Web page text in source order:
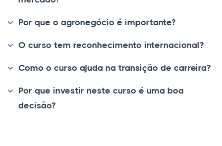
Por que o agronegócio é importante?
O curso tem reconhecimento internacional?
Como o curso ajuda na transição de carreira?
Por que investir neste curso é uma boa
decisão?